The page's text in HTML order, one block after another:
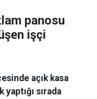
panosu
işçi
açık kasa
sırada